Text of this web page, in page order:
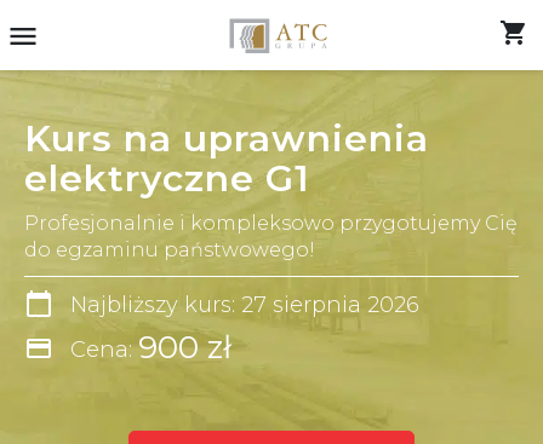
menu shopping_cart
Kurs na uprawnienia
elektryczne G1
Profesjonalnie i kompleksowo przygotujemy Cię
do egzaminu państwowego!
calendar_today Najbliższy kurs: 27 sierpnia 2026
credit_card Cena: 900 zł